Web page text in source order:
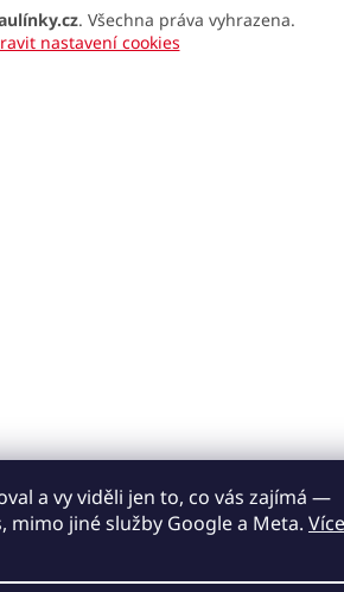
a vy viděli jen to, co vás zajímá —
mimo jiné služby Google a Meta. Více
. Všechna práva vyhrazena.
nastavení cookies